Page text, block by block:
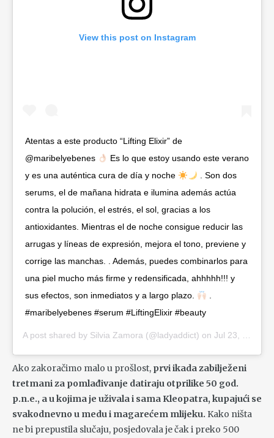
View this post on Instagram
Atentas a este producto “Lifting Elixir” de
@maribelyebenes
Es lo que estoy usando este verano
y es una auténtica cura de día y noche
. Son dos
serums, el de mañana hidrata e ilumina además actúa
contra la polución, el estrés, el sol, gracias a los
antioxidantes. Mientras el de noche consigue reducir las
arrugas y líneas de expresión, mejora el tono, previene y
corrige las manchas. . Además, puedes combinarlos para
una piel mucho más firme y redensificada, ahhhhh!!! y
sus efectos, son inmediatos y a largo plazo.
#maribelyebenes #serum #LiftingElixir #beauty
A post shared by Silvia Zamora (@ladyaddict) on Jul 23, 2020 at 12:16am PDT
Ako zakoračimo malo u prošlost, prvi ikada zabilježeni
tretmani za pomlađivanje datiraju otprilike 50 god.
p.n.e., a u kojima je uživala i sama Kleopatra, kupajući se
svakodnevno u medu i magarećem mlijeku. Kako ništa
ne bi prepustila slučaju, posjedovala je čak i preko 500